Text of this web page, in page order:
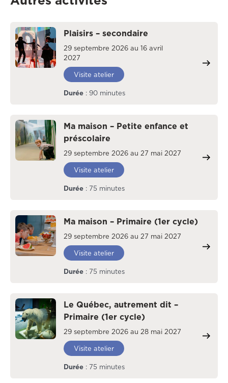
Plaisirs – secondaire
29 septembre 2026 au 16 avril
2027
Visite atelier
Durée : 90 minutes
Ma maison – Petite enfance et
préscolaire
29 septembre 2026 au 27 mai 2027
Visite atelier
Durée : 75 minutes
Ma maison – Primaire (1er cycle)
29 septembre 2026 au 27 mai 2027
Visite atelier
Durée : 75 minutes
Le Québec, autrement dit –
Primaire (1er cycle)
29 septembre 2026 au 28 mai 2027
Visite atelier
Durée : 75 minutes